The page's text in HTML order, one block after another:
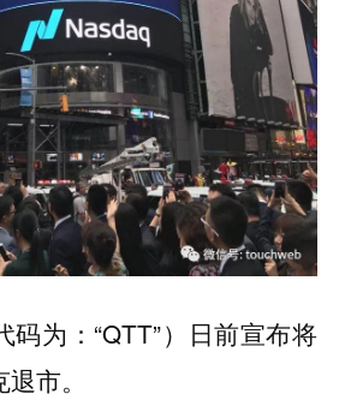
码为：“QTT”）日前宣布将
市。